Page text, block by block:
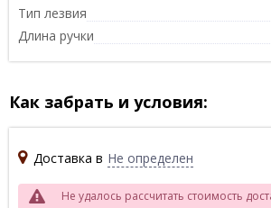
Тип лезвия
Длина ручки
Как забрать и условия:
Доставка в Не определен
Не удалось рассчитать стоимость